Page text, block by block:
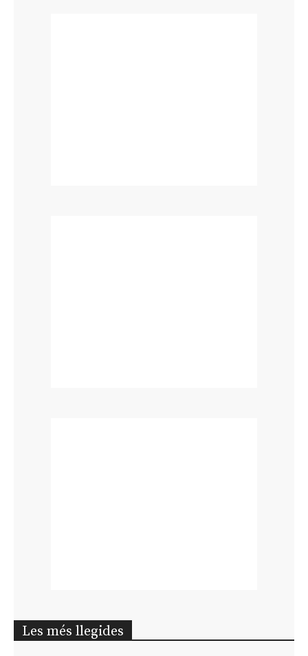
Les més llegides